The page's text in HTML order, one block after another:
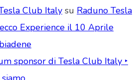
Club Italy su Raduno Tesla
Experience il 10 Aprile
sponsor di Tesla Club Italy ‣